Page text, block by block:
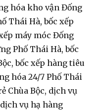
hóa kho vận Đống
Thái Hà, bốc xếp
máy móc Đống
Phố Thái Hà, bốc
bốc xếp hàng tiêu
hóa 24/7 Phố Thái
Chùa Bộc, dịch vụ
vụ hạ hàng